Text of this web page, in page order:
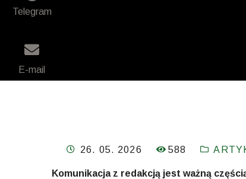
Telegram
E-mail
26. 05. 2026 588
Komunikacja z redakcją jest ważną